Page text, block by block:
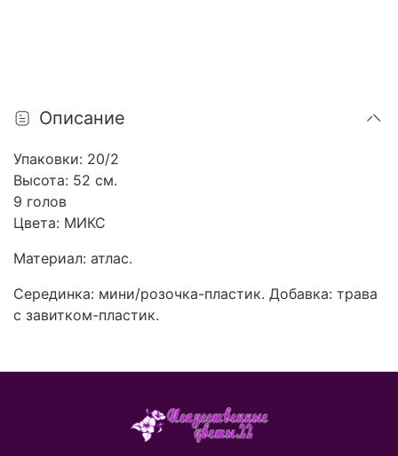
Описание
Упаковки: 20/2
Высота: 52 см.
9 голов
Цвета: МИКС
Материал: атлас.
Серединка: мини/розочка-пластик. Добавка: трава
с завитком-пластик.